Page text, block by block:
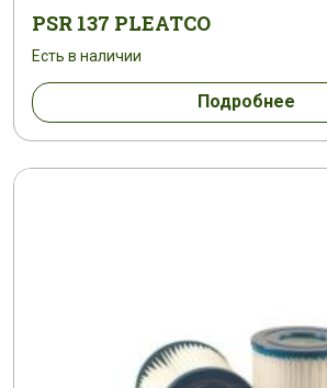
PSR 137 PLEATCO
Есть в наличии
Подробнее